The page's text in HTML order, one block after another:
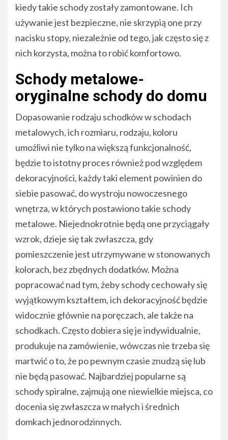
kiedy takie schody zostały zamontowane. Ich
używanie jest bezpieczne, nie skrzypią one przy
nacisku stopy, niezależnie od tego, jak często się z
nich korzysta, można to robić komfortowo.
Schody metalowe-
oryginalne schody do domu
Dopasowanie rodzaju schodków w schodach
metalowych, ich rozmiaru, rodzaju, koloru
umożliwi nie tylko na większą funkcjonalność,
będzie to istotny proces również pod względem
dekoracyjności, każdy taki element powinien do
siebie pasować, do wystroju nowoczesnego
wnętrza, w których postawiono takie schody
metalowe. Niejednokrotnie będą one przyciągały
wzrok, dzieje się tak zwłaszcza, gdy
pomieszczenie jest utrzymywane w stonowanych
kolorach, bez zbędnych dodatków. Można
popracować nad tym, żeby schody cechowały się
wyjątkowym kształtem, ich dekoracyjność będzie
widocznie głównie na poręczach, ale także na
schodkach. Często dobiera się je indywidualnie,
produkuje na zamówienie, wówczas nie trzeba się
martwić o to, że po pewnym czasie znudzą się lub
nie będą pasować. Najbardziej popularne są
schody spiralne, zajmują one niewielkie miejsca, co
docenia się zwłaszcza w małych i średnich
domkach jednorodzinnych.